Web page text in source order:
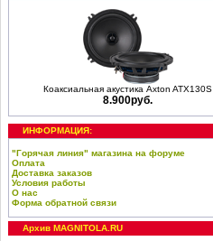
Коаксиальная акустика Axton ATX130S
8.900руб.
ИНФОРМАЦИЯ:
"Горячая линия" магазина на форуме
Оплата
Доставка заказов
Условия работы
О нас
Форма обратной связи
Архив MAGNITOLA.RU